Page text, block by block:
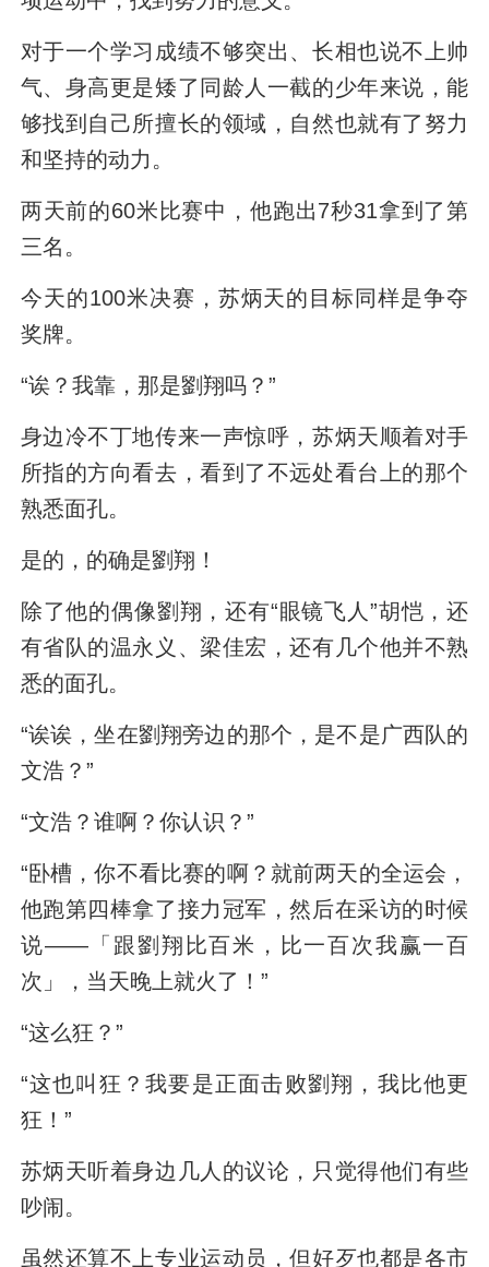
对于一个学习成绩不够突出、长相也说不上帅
气、身高更是矮了同龄人一截的少年来说，能
够找到自己所擅长的领域，自然也就有了努力
和坚持的动力。
两天前的60米比赛中，他跑出7秒31拿到了第
三名。
今天的100米决赛，苏炳天的目标同样是争夺
奖牌。
“诶？我靠，那是劉翔吗？”
身边冷不丁地传来一声惊呼，苏炳天顺着对手
所指的方向看去，看到了不远处看台上的那个
熟悉面孔。
是的，的确是劉翔！
除了他的偶像劉翔，还有“眼镜飞人”胡恺，还
有省队的温永义、梁佳宏，还有几个他并不熟
悉的面孔。
“诶诶，坐在劉翔旁边的那个，是不是广西队的
文浩？”
“文浩？谁啊？你认识？”
“卧槽，你不看比赛的啊？就前两天的全运会，
他跑第四棒拿了接力冠军，然后在采访的时候
说——「跟劉翔比百米，比一百次我赢一百
次」，当天晚上就火了！”
“这么狂？”
“这也叫狂？我要是正面击败劉翔，我比他更
狂！”
苏炳天听着身边几人的议论，只觉得他们有些
吵闹。
虽然还算不上专业运动员，但好歹也都是各市